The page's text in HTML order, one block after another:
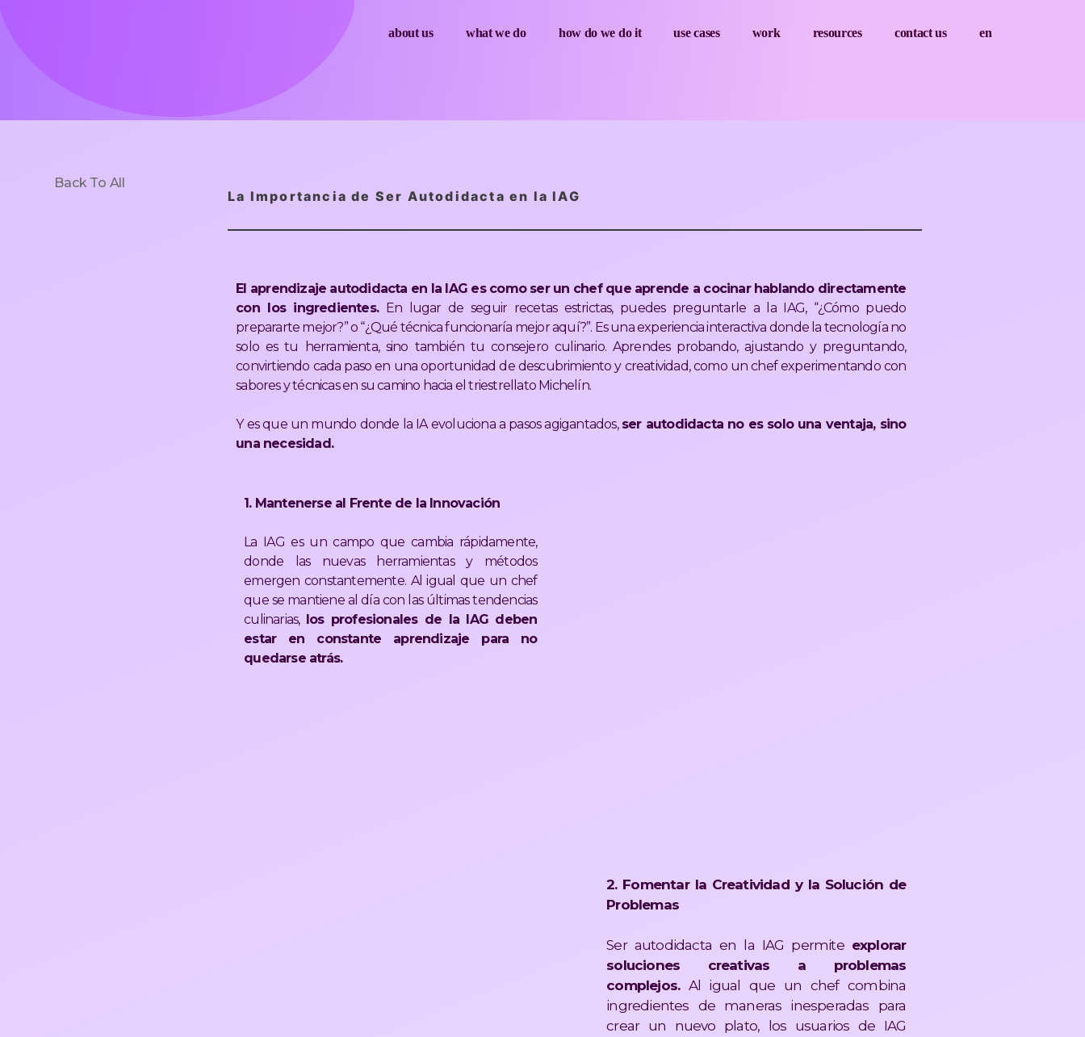
about us what we do how do we do it use cases work resources contact us en
Back To All
La Importancia de Ser Autodidacta en la IAG
El aprendizaje autodidacta en la IAG es como ser un chef que aprende a cocinar hablando directamente
con los ingredientes.En lugar de seguir recetas estrictas, puedes preguntarle a la IAG, “¿Cómo puedo
prepararte mejor?” o “¿Qué técnica funcionaría mejor aquí?”. Es una experiencia interactiva donde la tecnología no
solo es tu herramienta, sino también tu consejero culinario. Aprendes probando, ajustando y preguntando,
convirtiendo cada paso en una oportunidad de descubrimiento y creatividad, como un chef experimentando con
sabores y técnicas en su camino hacia el triestrellato Michelín.
Y es que un mundo donde la IA evoluciona a pasos agigantados, ser autodidacta no es solo una ventaja, sino
una necesidad.
1. Mantenerse al Frente de la Innovación
La IAG es un campo que cambia rápidamente,
donde las nuevas herramientas y métodos
emergen constantemente. Al igual que un chef
que se mantiene al día con las últimas tendencias
culinarias,
los profesionales de la IAG deben
estar en constante aprendizaje para no
quedarse atrás​​.
2. Fomentar la Creatividad y la Solución de
Problemas
Ser autodidacta en la IAG permite explorar
soluciones creativas a problemas
complejos.Al igual que un chef combina
ingredientes de maneras inesperadas para
crear un nuevo plato, los usuarios de IAG